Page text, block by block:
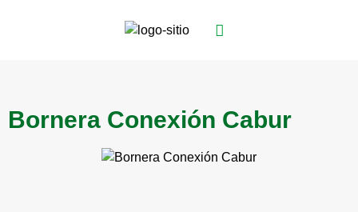
Bornera Conexión Cabur